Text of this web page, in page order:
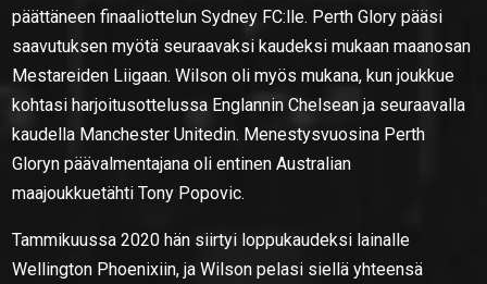
päättäneen finaaliottelun Sydney FC:lle. Perth Glory pääsi
saavutuksen myötä seuraavaksi kaudeksi mukaan maanosan
Mestareiden Liigaan. Wilson oli myös mukana, kun joukkue
kohtasi harjoitusottelussa Englannin Chelsean ja seuraavalla
kaudella Manchester Unitedin. Menestysvuosina Perth
Gloryn päävalmentajana oli entinen Australian
maajoukkuetähti Tony Popovic.
Tammikuussa 2020 hän siirtyi loppukaudeksi lainalle
Wellington Phoenixiin, ja Wilson pelasi siellä yhteensä